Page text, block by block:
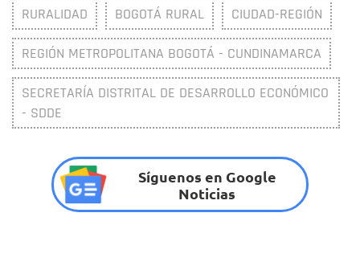
RURALIDAD BOGOTÁ RURAL CIUDAD-REGIÓN
REGIÓN METROPOLITANA BOGOTÁ - CUNDINAMARCA
SECRETARÍA DISTRITAL DE DESARROLLO ECONÓMICO
- SDDE
Síguenos en Google
Noticias